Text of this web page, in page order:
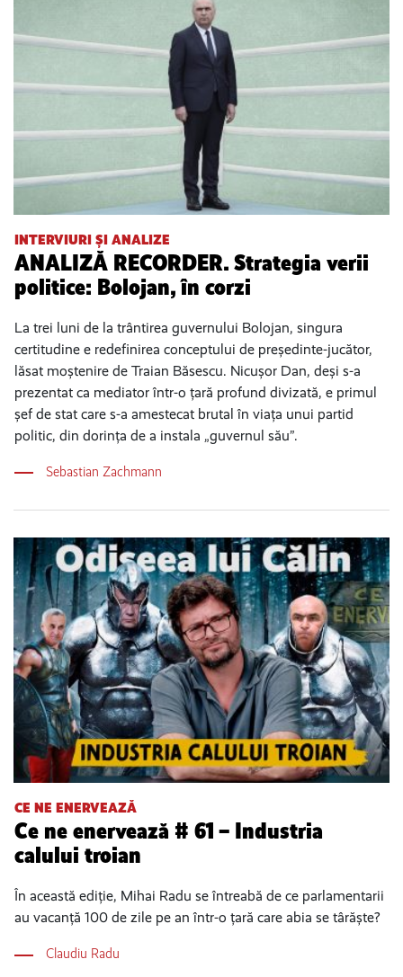
INTERVIURI ȘI ANALIZE
ANALIZĂ RECORDER. Strategia verii
politice: Bolojan, în corzi
La trei luni de la trântirea guvernului Bolojan, singura
certitudine e redefinirea conceptului de președinte-jucător,
lăsat moștenire de Traian Băsescu. Nicușor Dan, deși s-a
prezentat ca mediator într-o țară profund divizată, e primul
șef de stat care s-a amestecat brutal în viața unui partid
politic, din dorința de a instala „guvernul său”.
Sebastian Zachmann
CE NE ENERVEAZĂ
Ce ne enervează # 61 – Industria
calului troian
În această ediție, Mihai Radu se întreabă de ce parlamentarii
au vacanță 100 de zile pe an într-o țară care abia se târăște?
Claudiu Radu